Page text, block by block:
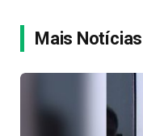
Mais Notícias